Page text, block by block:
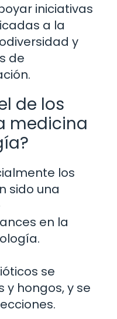
iniciativas
a la
y
de
de los
medicina
los
sido una
en la
se
hongos, y se